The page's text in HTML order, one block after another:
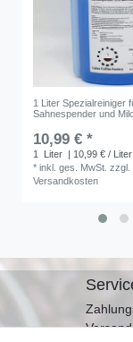
1 Liter Spezialreiniger
Sahnespender und
10,99 € *
1 Liter
| 10,99 € / Liter
* inkl. ges. MwSt. zzgl.
Versandkosten
Versand